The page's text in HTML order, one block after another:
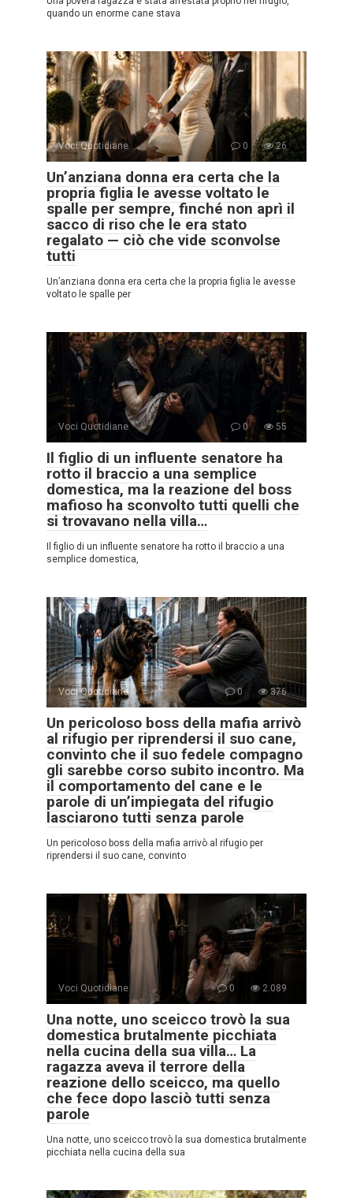
quando un enorme cane stava
Voci Quotidiane 0 26
Un’anziana donna era certa che la
propria figlia le avesse voltato le
spalle per sempre, finché non aprì il
sacco di riso che le era stato
regalato — ciò che vide sconvolse
tutti
Un’anziana donna era certa che la propria figlia le avesse
voltato le spalle per
Voci Quotidiane 0 55
Il figlio di un influente senatore ha
rotto il braccio a una semplice
domestica, ma la reazione del boss
mafioso ha sconvolto tutti quelli che
si trovavano nella villa…
Il figlio di un influente senatore ha rotto il braccio a una
semplice domestica,
Voci Quotidiane 0 376
Un pericoloso boss della mafia arrivò
al rifugio per riprendersi il suo cane,
convinto che il suo fedele compagno
gli sarebbe corso subito incontro. Ma
il comportamento del cane e le
parole di un’impiegata del rifugio
lasciarono tutti senza parole
Un pericoloso boss della mafia arrivò al rifugio per
riprendersi il suo cane, convinto
Voci Quotidiane 0 2.089
Una notte, uno sceicco trovò la sua
domestica brutalmente picchiata
nella cucina della sua villa… La
ragazza aveva il terrore della
reazione dello sceicco, ma quello
che fece dopo lasciò tutti senza
parole
Una notte, uno sceicco trovò la sua domestica brutalmente
picchiata nella cucina della sua